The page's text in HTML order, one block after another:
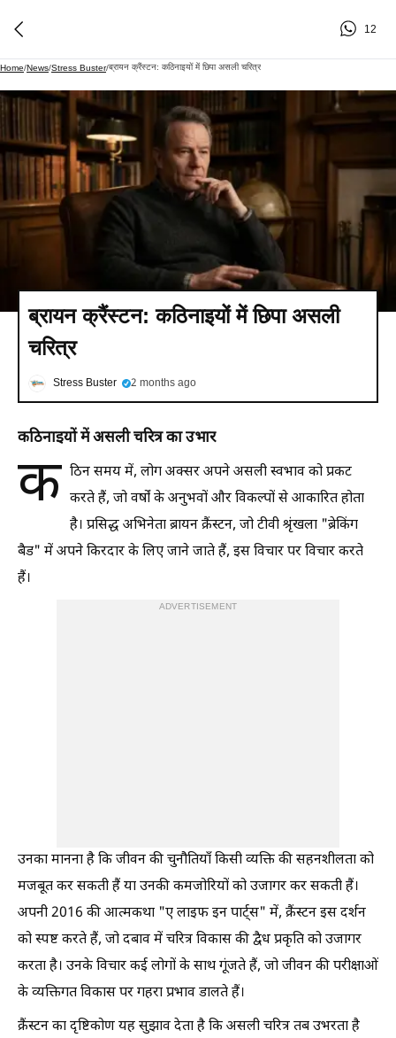
12
Home/News/Stress Buster/ब्रायन क्रैंस्टन: कठिनाइयों में छिपा असली चरित्र
ब्रायन क्रैंस्टन: कठिनाइयों में छिपा असली
चरित्र
Stress Buster 2 months ago
कठिनाइयों में असली चरित्र का उभार
क ठिन समय में, लोग अक्सर अपने असली स्वभाव को प्रकट
करते हैं, जो वर्षों के अनुभवों और विकल्पों से आकारित होता
है। प्रसिद्ध अभिनेता ब्रायन क्रैंस्टन, जो टीवी श्रृंखला "ब्रेकिंग
बैड" में अपने किरदार के लिए जाने जाते हैं, इस विचार पर विचार करते
हैं।
ADVERTISEMENT
उनका मानना है कि जीवन की चुनौतियाँ किसी व्यक्ति की सहनशीलता को
मजबूत कर सकती हैं या उनकी कमजोरियों को उजागर कर सकती हैं।
अपनी 2016 की आत्मकथा "ए लाइफ इन पार्ट्स" में, क्रैंस्टन इस दर्शन
को स्पष्ट करते हैं, जो दबाव में चरित्र विकास की द्वैध प्रकृति को उजागर
करता है। उनके विचार कई लोगों के साथ गूंजते हैं, जो जीवन की परीक्षाओं
के व्यक्तिगत विकास पर गहरा प्रभाव डालते हैं।
क्रैंस्टन का दृष्टिकोण यह सुझाव देता है कि असली चरित्र तब उभरता है